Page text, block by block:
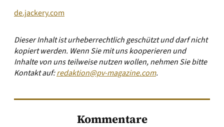
de.jackery.com
Dieser Inhalt ist urheberrechtlich geschützt und darf nicht
kopiert werden. Wenn Sie mit uns kooperieren und
Inhalte von uns teilweise nutzen wollen, nehmen Sie bitte
Kontakt auf:redaktion@pv-magazine.com.
Kommentare